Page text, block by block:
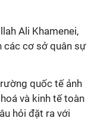
Ali Khamenei,
các cơ sở quân sự
quốc tế ảnh
và kinh tế toàn
hỏi đặt ra với